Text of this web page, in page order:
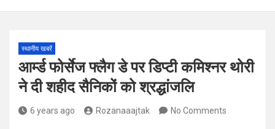
स्थानीय खबरें
आर्म्ड फोर्सेज फ्लैग डे पर डिप्टी कमिश्नर थोरी
ने दी शहीद सैनिकों को श्रद्धांजलि
6 years ago Rozanaaajtak No Comments